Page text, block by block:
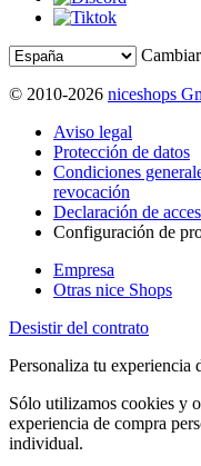
© 2010-2026 niceshops
Aviso legal
Protección de datos
Condiciones
revocación
Declaración de
Configuración de
Empresa
Otras nice Shops
Desistir del contrato
Personaliza tu experiencia
Sólo utilizamos cookies y
experiencia de compra
individual.